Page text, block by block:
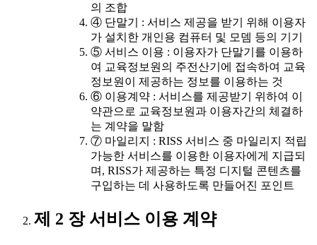
의 조합
④ 단말기 : 서비스 제공을 받기 위해 이용자
가 설치한 개인용 컴퓨터 및 모뎀 등의 기기
⑤ 서비스 이용 : 이용자가 단말기를 이용하
여 교육정보원의 주전산기에 접속하여 교육
정보원이 제공하는 정보를 이용하는 것
⑥ 이용계약 : 서비스를 제공받기 위하여 이
약관으로 교육정보원과 이용자간의 체결하
는 계약을 말함
⑦ 마일리지 : RISS 서비스 중 마일리지 적립
가능한 서비스를 이용한 이용자에게 지급되
며, RISS가 제공하는 특정 디지털 콘텐츠를
구입하는 데 사용하도록 만들어진 포인트
제 2 장 서비스 이용 계약